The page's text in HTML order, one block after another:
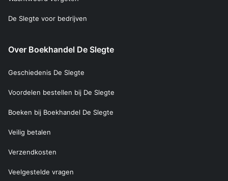
De Slegte voor bedrijven
Over Boekhandel De Slegte
Geschiedenis De Slegte
Voordelen bestellen bij De Slegte
Boeken bij Boekhandel De Slegte
Veilig betalen
Verzendkosten
Veelgestelde vragen